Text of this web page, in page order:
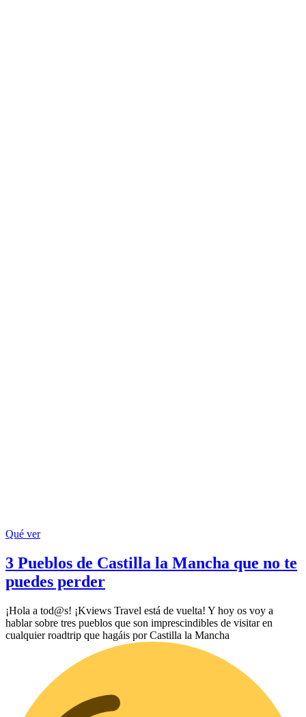
Qué ver
3 Pueblos de Castilla la Mancha que no te
puedes perder
¡Hola a tod@s! ¡Kviews Travel está de vuelta! Y hoy os voy a
hablar sobre tres pueblos que son imprescindibles de visitar en
cualquier roadtrip que hagáis por Castilla la Mancha